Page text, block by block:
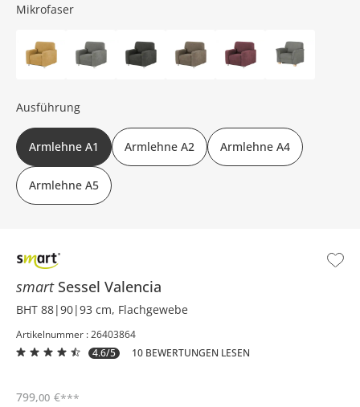
smart Sessel Valencia
BHT 88|90|93 cm, Flachgewebe
Artikelnummer : 26403864
4.6/5
10 BEWERTUNGEN LESEN
799,00 €***
Mikrofaser
Ausführung
Armlehne A1 Armlehne A2 Armlehne A4
Armlehne A5